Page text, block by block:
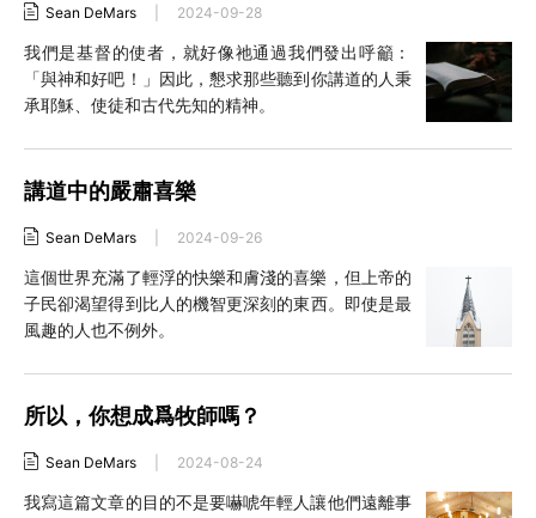
Sean DeMars 2024-09-28
我們是基督的使者，就好像祂通過我們發出呼籲：
「與神和好吧！」因此，懇求那些聽到你講道的人秉
承耶穌、使徒和古代先知的精神。
講道中的嚴肅喜樂
Sean DeMars 2024-09-26
這個世界充滿了輕浮的快樂和膚淺的喜樂，但上帝的
子民卻渴望得到比人的機智更深刻的東西。即使是最
風趣的人也不例外。
所以，你想成爲牧師嗎？
Sean DeMars 2024-08-24
我寫這篇文章的目的不是要嚇唬年輕人讓他們遠離事